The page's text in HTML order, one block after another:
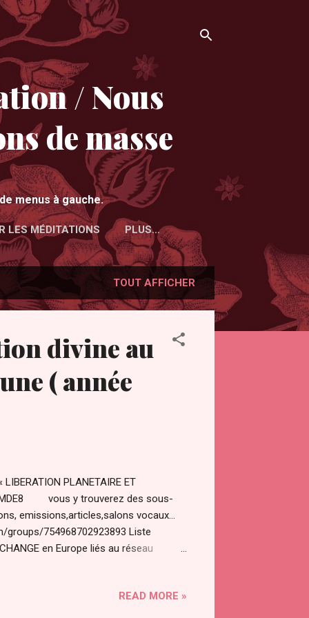
/ Nous
de masse
menus à gauche.
LES MÉDITATIONS PLUS…
TOUT AFFICHER
divine au
( année
PLANETAIRE ET
vous y trouverez des sous-
emissions,articles,salons vocaux…
754968702923893 Liste
en Europe liés au réseau
PFCfr Groupe officiel Prepare For
READ MORE »